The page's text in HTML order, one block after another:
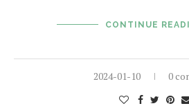
CONTINUE
2024-01-10 0